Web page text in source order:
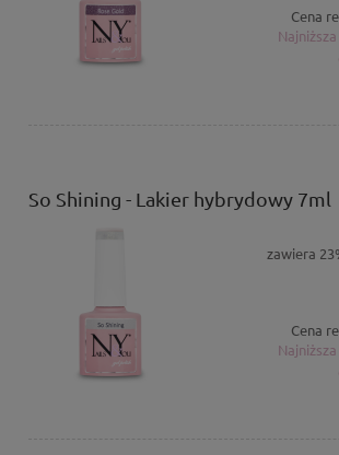
Cena
So Shining - Lakier hybrydowy 7ml
zawiera
Cena